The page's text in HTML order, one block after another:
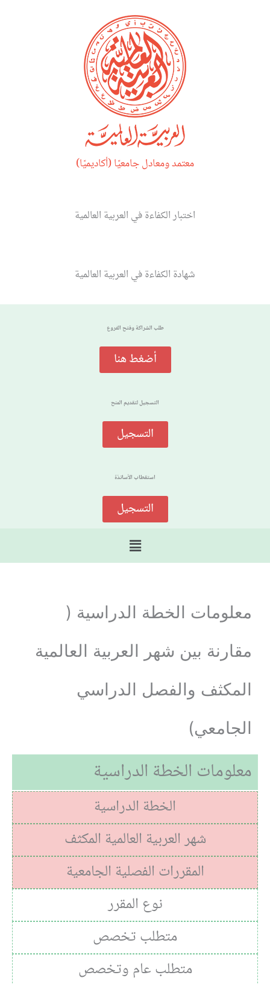
معتمد ومعادل جامعيًا (أكاديميًا)
اختبار الكفاءة في العربية العالمية
شهادة الكفاءة في العربية العالمية
طلب الشراكة وفتح الفروع
أضغط هنا
التسجيل لتقديم المنح
التسجيل
استقطاب الأساتذة
التسجيل
القائمة
معلومات الخطة الدراسية (
مقارنة بين شهر العربية العالمية
المكثف والفصل الدراسي
الجامعي)
معلومات الخطة الدراسية
الخطة الدراسية
شهر العربية العالمية المكثف
المقررات الفصلية الجامعية
نوع المقرر
متطلب تخصص
متطلب عام وتخصص